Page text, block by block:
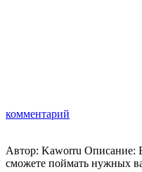
комментарий
Автор: Kaworru Описание:
сможете поймать нужных